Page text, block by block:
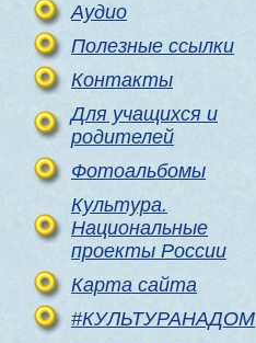
Аудио
Полезные ссылки
Контакты
Для учащихся и
родителей
Фотоальбомы
Культура.
Национальные
проекты России
Карта сайта
#КУЛЬТУРАНАДОМ